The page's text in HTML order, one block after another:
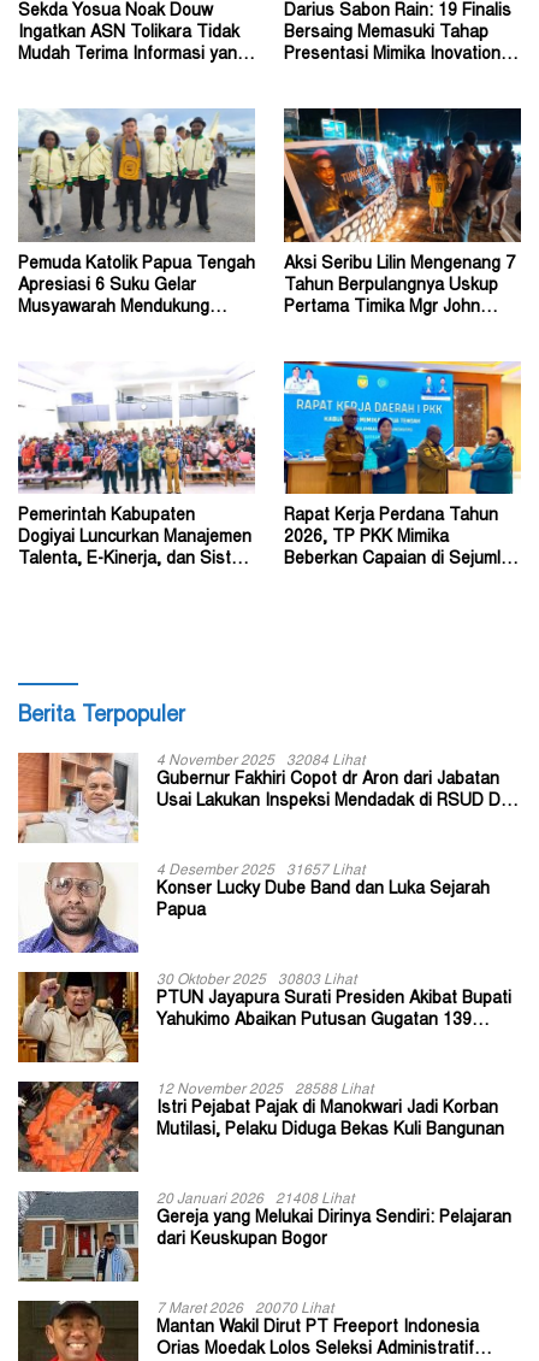
Sekda Yosua Noak Douw
Ingatkan ASN Tolikara Tidak
Mudah Terima Informasi yang
Darius Sabon Rain: 19 Finalis
Bersaing Memasuki Tahap
Presentasi Mimika Inovation
Pemuda Katolik Papua Tengah
Apresiasi 6 Suku Gelar
Musyawarah Mendukung
Aksi Seribu Lilin Mengenang 7
Tahun Berpulangnya Uskup
Pertama Timika Mgr John
Pemerintah Kabupaten
Dogiyai Luncurkan Manajemen
Talenta, E-Kinerja, dan Sistem
Rapat Kerja Perdana Tahun
2026, TP PKK Mimika
Beberkan Capaian di Sejumlah
Berita Terpopuler
4 November 2025 32084 Lihat
Gubernur Fakhiri Copot dr Aron dari Jabatan
Usai Lakukan Inspeksi Mendadak di RSUD Dok
4 Desember 2025 31657 Lihat
Konser Lucky Dube Band dan Luka Sejarah
Papua
30 Oktober 2025 30803 Lihat
PTUN Jayapura Surati Presiden Akibat Bupati
Yahukimo Abaikan Putusan Gugatan 139
12 November 2025 28588 Lihat
Istri Pejabat Pajak di Manokwari Jadi Korban
Mutilasi, Pelaku Diduga Bekas Kuli Bangunan
20 Januari 2026 21408 Lihat
Gereja yang Melukai Dirinya Sendiri: Pelajaran
dari Keuskupan Bogor
7 Maret 2026 20070 Lihat
Mantan Wakil Dirut PT Freeport Indonesia
Orias Moedak Lolos Seleksi Administratif